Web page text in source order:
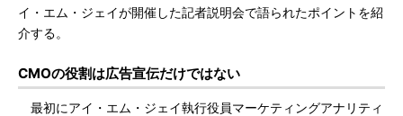
イ・エム・ジェイが開催した記者説明会で語られたポイントを紹
介する。
CMOの役割は広告宣伝だけではない
最初にアイ・エム・ジェイ執行役員マーケティングアナリティ